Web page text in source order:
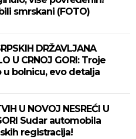
smrskani (FOTO)
DRŽAVLJANA
U CRNOJ GORI: Troje
u bolnicu, evo detalja
U NOVOJ NESREĆI U
Sudar automobila
registracija!